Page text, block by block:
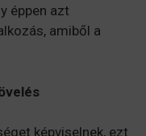
éppen azt
amiből a
képviselnek, ezt